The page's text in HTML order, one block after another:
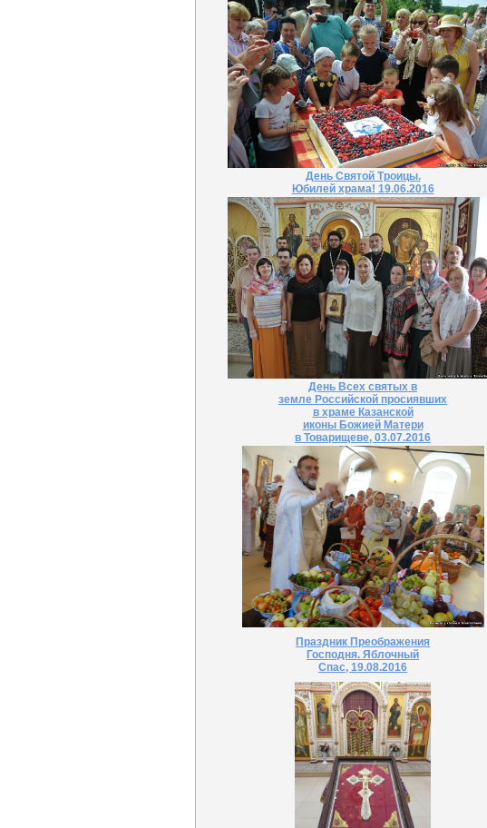
День Святой Троицы.
Юбилей храма! 19.06.2016
День Всех святых в
земле Российской просиявших
в храме Казанской
иконы Божией Матери
в Товарищеве, 03.07.2016
Праздник Преображения
Господня. Яблочный
Спас, 19.08.2016